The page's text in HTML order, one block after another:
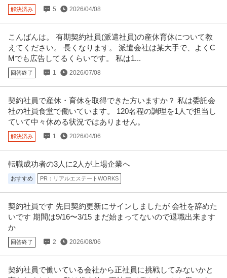
解決済み 5 2026/04/08
こんばんは。 有期契約社員(派遣社員)の産休育休について教
えてください。 長くなります。 派遣会社は某大手で、よくC
Mでも広告してるくらいです。 私は1...
回答終了 1 2026/07/08
契約社員で産休・育休を取得できた方いますか？ 私は委託会
社の社員食堂で働いています。 120名程の調理を1人で担当し
ていて中々休める状況ではありません。
解決済み 1 2026/04/06
転職成功者の3人に2人が上場企業へ
おすすめ PR：リアルエステートWORKS
契約社員です 先日契約更新にサインしましたが 会社を辞めた
いです 期間は9/16〜3/15 まだ始まってないので退職出来ます
か
回答終了 2 2026/08/06
契約社員で働いている会社から正社員に挑戦してみないかと